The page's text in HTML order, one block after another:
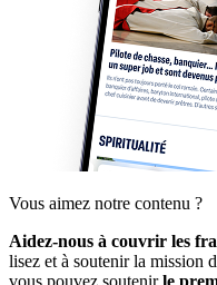
Vous aimez notre contenu ?
Aidez-nous à couvrir les
lisez et à soutenir la mission